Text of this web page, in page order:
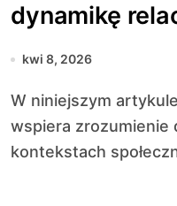
dynamikę
kwi 8, 2026
W niniejszym artykule przyjrzymy się, jak teoria
wspiera zrozumienie
kontekstach